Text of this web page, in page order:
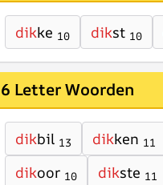
dikke 10 dikst 10
6 Letter Woorden
dikbil 13 dikken 11
dikoor 10 dikste 11